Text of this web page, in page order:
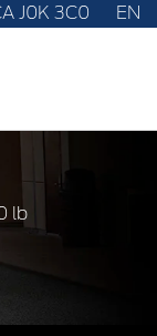
J0K 3C0 EN
lb